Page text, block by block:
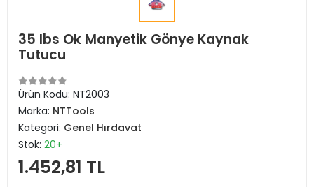
35 lbs Ok Manyetik Gönye Kaynak
Tutucu
Ürün Kodu: NT2003
Marka: NTTools
Kategori: Genel Hırdavat
Stok: 20+
1.452,81 TL